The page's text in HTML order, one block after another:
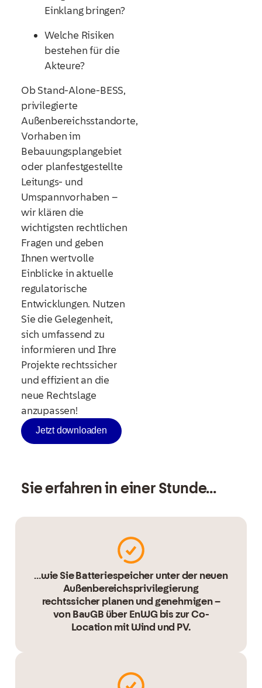
Einklang bringen?
Welche Risiken
bestehen für die
Akteure?
Ob Stand-Alone-BESS,
privilegierte
Außenbereichsstandorte,
Vorhaben im
Bebauungsplangebiet
oder planfestgestellte
Leitungs- und
Umspannvorhaben –
wir klären die
wichtigsten rechtlichen
Fragen und geben
Ihnen wertvolle
Einblicke in aktuelle
regulatorische
Entwicklungen. Nutzen
Sie die Gelegenheit,
sich umfassend zu
informieren und Ihre
Projekte rechtssicher
und effizient an die
neue Rechtslage
anzupassen!
Jetzt downloaden
Sie erfahren in einer Stunde...
…wie Sie Batteriespeicher unter der neuen
Außenbereichsprivilegierung
rechtssicher planen und genehmigen –
von BauGB über EnWG bis zur Co-
Location mit Wind und PV.